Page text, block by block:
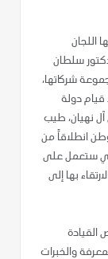
اللجان
سلطان
شركاتها،
قيام دولة
آل نهيان، طيب
انطلاقاً من
ستعمل على
بها إلى
القيادة
والخبرات